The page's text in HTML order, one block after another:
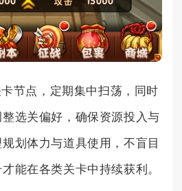
节点，定期集中扫荡，同时
选关偏好，确保资源投入与
划体力与道具使用，不盲目
能在各类关卡中持续获利。